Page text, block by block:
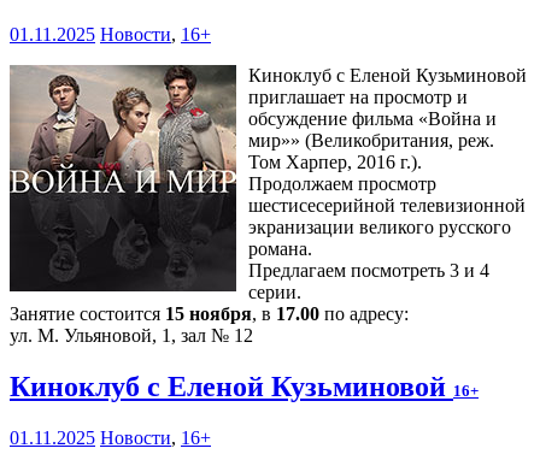
01.11.2025 Новости, 16+
Киноклуб с Еленой Кузьминовой
приглашает на просмотр и
обсуждение фильма «Война и
мир»» (Великобритания, реж.
Том Харпер, 2016 г.).
Продолжаем просмотр
шестисесерийной телевизионной
экранизации великого русского
романа.
Предлагаем посмотреть 3 и 4
серии.
Занятие состоится 15 ноября, в 17.00 по адресу:
ул. М. Ульяновой, 1, зал № 12
Киноклуб с Еленой Кузьминовой 16+
01.11.2025 Новости, 16+